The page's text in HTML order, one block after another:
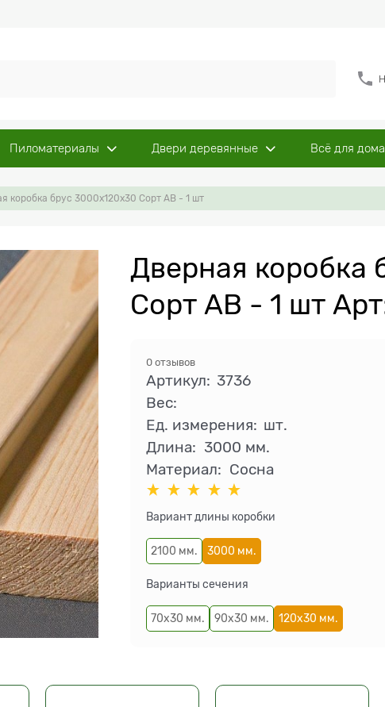
Пиломатериалы Двери деревянные Всё для
коробка брус 3000х120х30 Сорт АВ - 1 шт
Дверная коробка
Сорт АВ - 1 шт
0 отзывов
Артикул: 3736
Вес:
Ед. измерения: шт.
Длина: 3000 мм.
Материал: Сосна
Вариант длины коробки
2100 мм. 3000 мм.
Варианты сечения
70х30 мм. 90х30 мм. 120х30 мм.